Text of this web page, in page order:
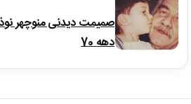
صمیمت دیدنی منوچهر
دهه 70